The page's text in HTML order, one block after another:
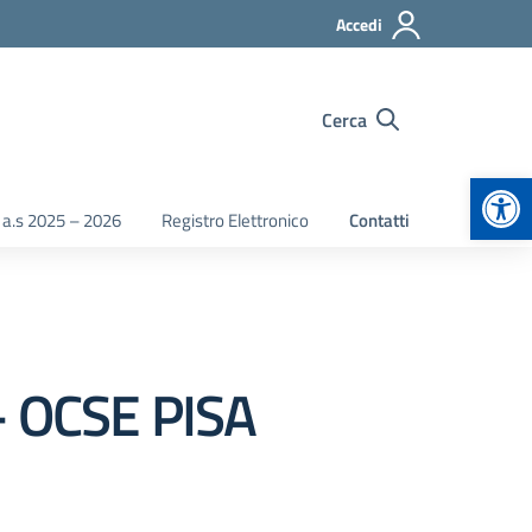
Accedi
Cerca
2025 – 2026 Registro Elettronico Contatti
PISA